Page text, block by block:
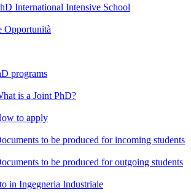
International Intensive School
Opportunità
programs
is a Joint PhD?
to apply
to be produced for incoming students
to be produced for outgoing students
in Ingegneria Industriale